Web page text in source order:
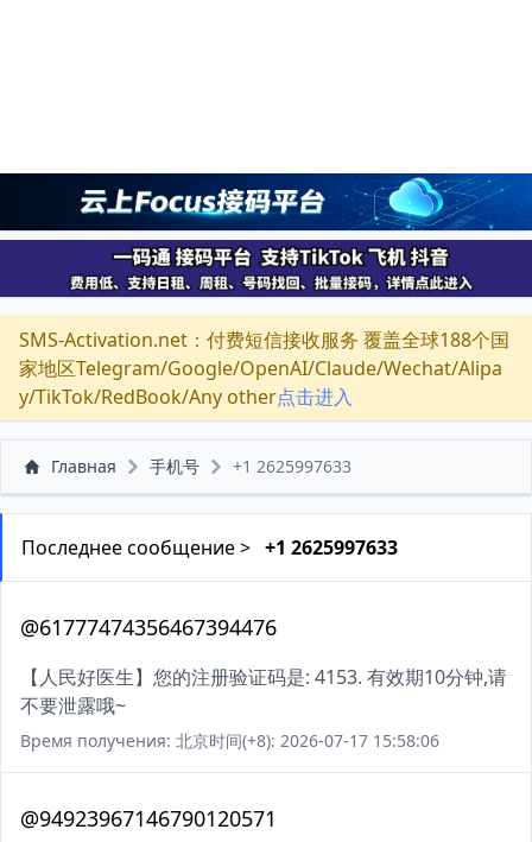
SMS-Activation.net：付费短信接收服务 覆盖全球188个国
家地区Telegram/Google/OpenAI/Claude/Wechat/Alipa
y/TikTok/RedBook/Any other点击进入
Главная 手机号 +1 2625997633
Последнее сообщение > +1 2625997633
@61777474356467394476
【人民好医生】您的注册验证码是: 4153. 有效期10分钟,请
不要泄露哦~
Время получения: 北京时间(+8): 2026-07-17 15:58:06
@94923967146790120571